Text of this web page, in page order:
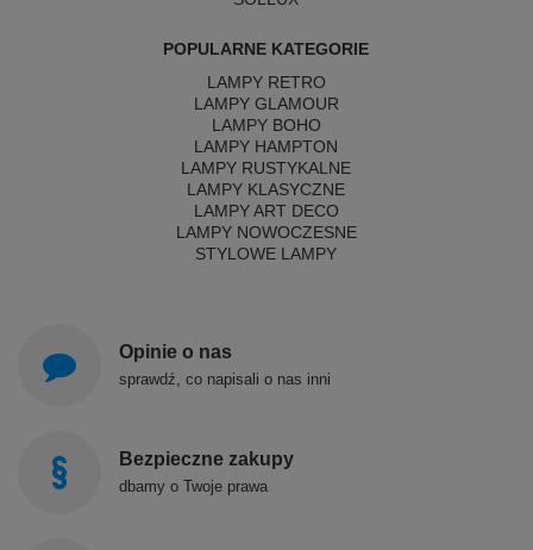
POPULARNE KATEGORIE
LAMPY RETRO
LAMPY GLAMOUR
LAMPY BOHO
LAMPY HAMPTON
LAMPY RUSTYKALNE
LAMPY KLASYCZNE
LAMPY ART DECO
LAMPY NOWOCZESNE
STYLOWE LAMPY
Opinie o nas
sprawdź, co napisali o nas inni
Bezpieczne zakupy
dbamy o Twoje prawa